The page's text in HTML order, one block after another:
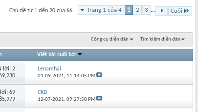
Trang 1 của 4 1 2 3 ... Cuối
Chủ đề từ 1 đến 20 của 66
Công cụ diễn đàn Tìm kiếm diễn đàn
Viết bài cuối bởi
lời: 2
Lenamhai
01-09-2021, 11:14:05 PM
69
CKD
12-07-2021,09:27:58 PM